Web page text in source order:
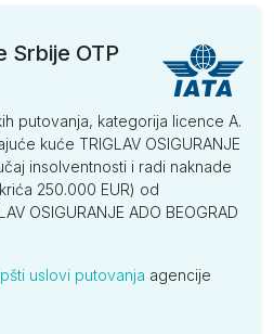
Srbije OTP
putovanja, kategorija licence A.
kuće TRIGLAV OSIGURANJE
insolventnosti i radi naknade
250.000 EUR) od
OSIGURANJE ADO BEOGRAD
uslovi putovanja agencije